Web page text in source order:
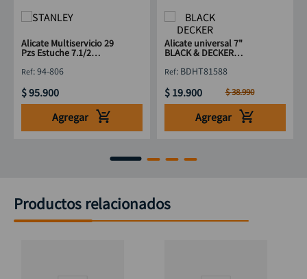
Alicate Multiservicio 29
Pzs Estuche 7.1/2
:94-806
$95.900
Agregar
Alicate universal 7"
BLACK & DECKER
: BDHT81588
$ 19.900 $38.990
Agregar
Productos relacionados